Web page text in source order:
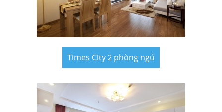
Times City 2 phòng ngủ